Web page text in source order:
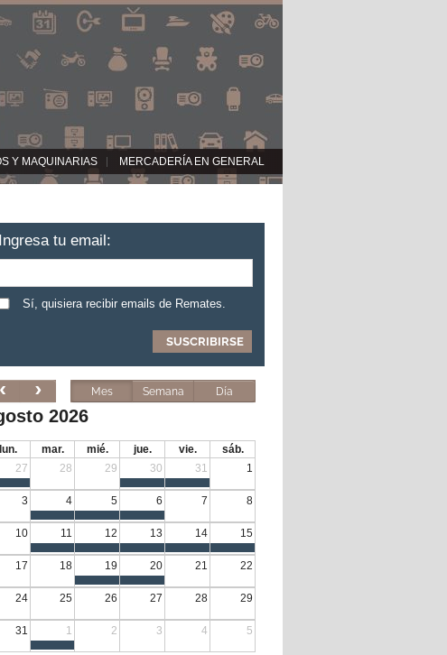
Y MAQUINARIAS MERCADERÍA EN GENERAL
Ingresa tu email:
Sí, quisiera recibir emails de Remates.
Mes Semana Día
2026
lun. mar. mié. jue. vie.
sáb.
27
28 29 30 31 1
3 4 5 6 7 8
10 11 12 13 14 15
17 18 19 20 21 22
24 25 26 27 28 29
31 1 2 3 4 5